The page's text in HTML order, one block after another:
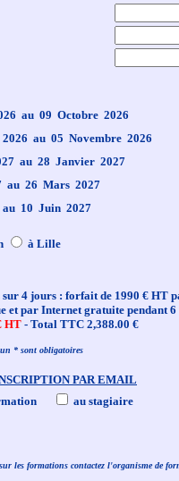
au 09 Octobre 2026
au 05 Novembre 2026
au 28 Janvier 2027
au 26 Mars 2027
10 Juin 2027
à Lille
4 jours : forfait de 1990 € HT
et par Internet gratuite pendant
HT - Total TTC 2,388.00 €
un * sont obligatoires
PAR EMAIL
au stagiaire
les formations contactez l'organisme de